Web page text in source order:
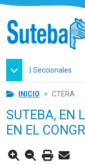
| Seccionales
INICIO CTERA
SUTEBA, EN
EN EL